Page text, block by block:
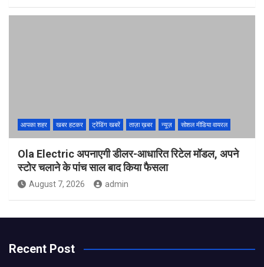
आपका शहर खबर हटकर ट्रेंडिंग खबरें ताज़ा ख़बर न्यूज़ सोशल मीडिया वायरल
Ola Electric अपनाएगी डीलर-आधारित रिटेल मॉडल, अपने
स्टोर चलाने के पांच साल बाद किया फैसला
August 7, 2026 admin
Recent Post